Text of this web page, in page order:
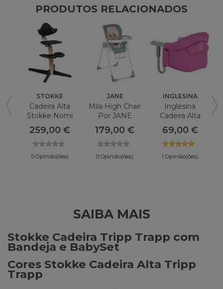
PRODUTOS RELACIONADOS
STOKKE
Cadeira Alta
Stokke Nomi
259,00 €
0 Opinião(ões)
JANE
Mila High Chair
Por JANE
179,00 €
0 Opinião(ões)
INGLESINA
Inglesina
Cadeira Alta
Rápida
69,00 €
1 Opinião(ões)
SAIBA MAIS
Stokke Cadeira Tripp Trapp com
Bandeja e BabySet
Cores Stokke Cadeira Alta Tripp
Trapp